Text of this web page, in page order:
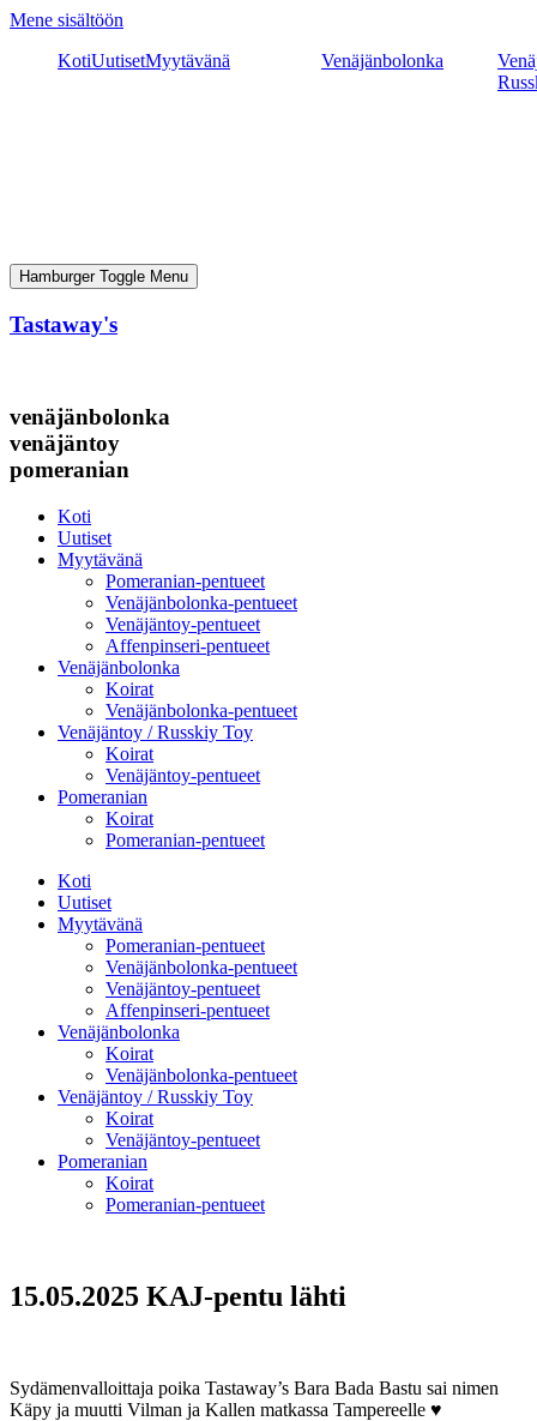
Mene sisältöön
KotiUutisetMyytävänä Venäjänbolonka
Hamburger Toggle Menu
Tastaway's
venäjänbolonka
venäjäntoy
pomeranian
Koti
Uutiset
Myytävänä
Pomeranian-pentueet
Venäjänbolonka-pentueet
Venäjäntoy-pentueet
Affenpinseri-pentueet
Venäjänbolonka
Koirat
Venäjänbolonka-pentueet
Venäjäntoy / Russkiy Toy
Koirat
Venäjäntoy-pentueet
Pomeranian
Koirat
Pomeranian-pentueet
Koti
Uutiset
Myytävänä
Pomeranian-pentueet
Venäjänbolonka-pentueet
Venäjäntoy-pentueet
Affenpinseri-pentueet
Venäjänbolonka
Koirat
Venäjänbolonka-pentueet
Venäjäntoy / Russkiy Toy
Koirat
Venäjäntoy-pentueet
Pomeranian
Koirat
Pomeranian-pentueet
15.05.2025 KAJ-pentu lähti
Sydämenvalloittaja poika Tastaway’s Bara Bada Bastu sai nimen
Käpy ja muutti Vilman ja Kallen matkassa Tampereelle ♥